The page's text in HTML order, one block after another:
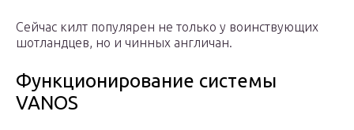
Сейчас килт популярен не только у воинствующих
шотландцев, но и чинных англичан.
Функционирование системы
VANOS